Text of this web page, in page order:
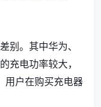
别。其中华为、
充电功率较大，
用户在购买充电器